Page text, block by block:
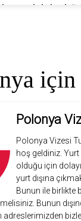
için
Polonya
Polonya Vizesi
hoş geldiniz. Yurt
olduğu için
yurt dışına
Bunun ile birlikte
Bunun
adreslerimizden